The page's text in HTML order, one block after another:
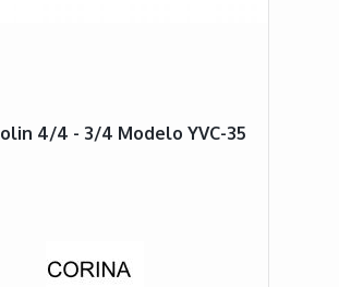
4/4 - 3/4 Modelo YVC-35